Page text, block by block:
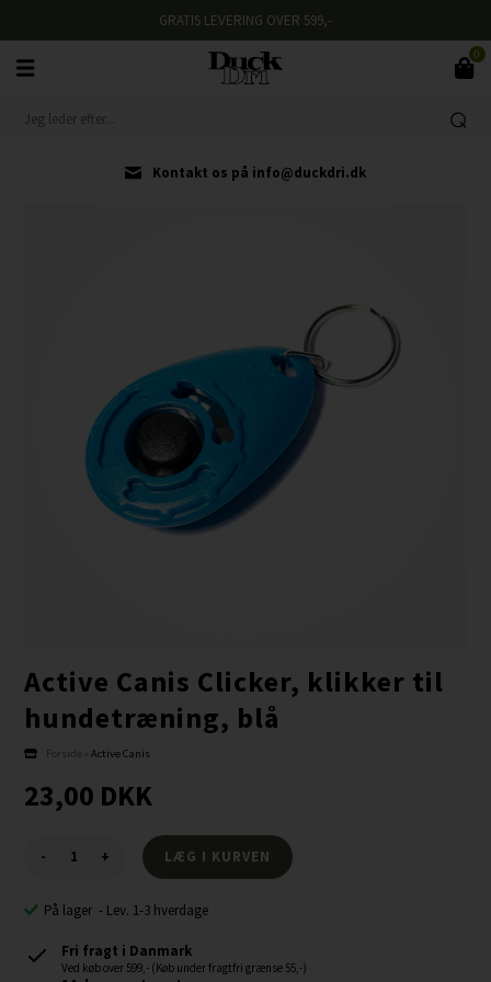
GRATIS LEVERING OVER 599,-
0
Kontakt os på info@duckdri.dk
Active Canis Clicker, klikker til
hundetræning, blå
Forside »Active Canis
23,00 DKK
- +
På lager - Lev. 1-3 hverdage
Fri fragt i Danmark
Ved køb over 599,- (Køb under fragtfri grænse 55,-)